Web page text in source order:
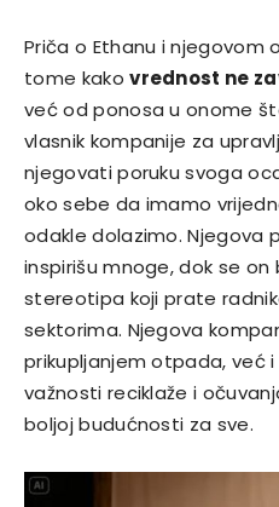
Priča o Ethanu i njegovom
tome kakovrednost ne
već od ponosa u onome
vlasnik kompanije za
njegovati poruku svoga
oko sebe da imamo
odakle dolazimo. Njegova
inspirišu mnoge, dok se
stereotipa koji prate
sektorima. Njegova
prikupljanjem otpada, već
važnosti reciklaže i
boljoj budućnosti za sve.